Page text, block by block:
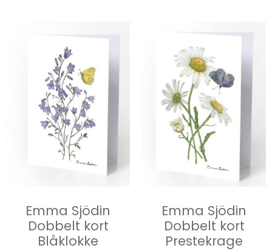
Emma Sjödin
Dobbelt kort
Blåklokke
Emma Sjödin
Dobbelt kort
Prestekrage